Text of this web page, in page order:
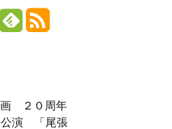
画 ２０周年
演 「尾張